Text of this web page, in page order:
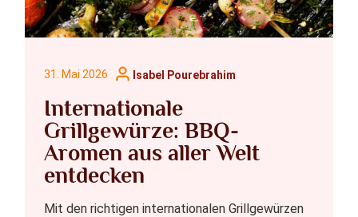
Internationale
Grillgewürze: BBQ-
Aromen aus aller Welt
entdecken
31. Mai 2026 Isabel Pourebrahim
Mit den richtigen internationalen Grillgewürzen